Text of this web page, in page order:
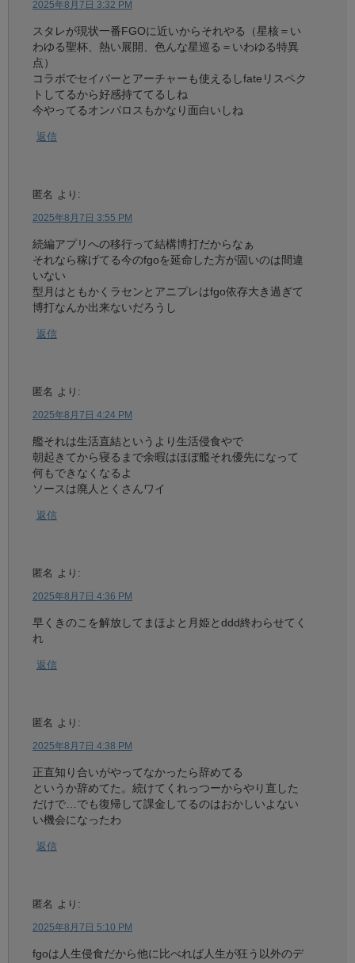
2025年8月7日 3:32 PM
スタレが現状一番FGOに近いからそれやる（星核＝い
わゆる聖杯、熱い展開、色んな星巡る＝いわゆる特異
点）
コラボでセイバーとアーチャーも使えるしfateリスペク
トしてるから好感持ててるしね
今やってるオンパロスもかなり面白いしね
返信
匿名 より:
2025年8月7日 3:55 PM
続編アプリへの移行って結構博打だからなぁ
それなら稼げてる今のfgoを延命した方が固いのは間違
いない
型月はともかくラセンとアニプレはfgo依存大き過ぎて
博打なんか出来ないだろうし
返信
匿名 より:
2025年8月7日 4:24 PM
艦それは生活直結というより生活侵食やで
朝起きてから寝るまで余暇はほぼ艦それ優先になって
何もできなくなるよ
ソースは廃人とくさんワイ
返信
匿名 より:
2025年8月7日 4:36 PM
早くきのこを解放してまほよと月姫とddd終わらせてく
れ
返信
匿名 より:
2025年8月7日 4:38 PM
正直知り合いがやってなかったら辞めてる
というか辞めてた。続けてくれっつーからやり直した
だけで…でも復帰して課金してるのはおかしいよない
い機会になったわ
返信
匿名 より:
2025年8月7日 5:10 PM
fgoは人生侵食だから他に比べれば人生が狂う以外のデ